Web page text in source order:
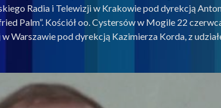
Radia i Telewizji w Krakowie pod dyrekcją
Palm”. Kościół oo. Cystersów w Mogile 22
pod dyrekcją Kazimierza Korda, z